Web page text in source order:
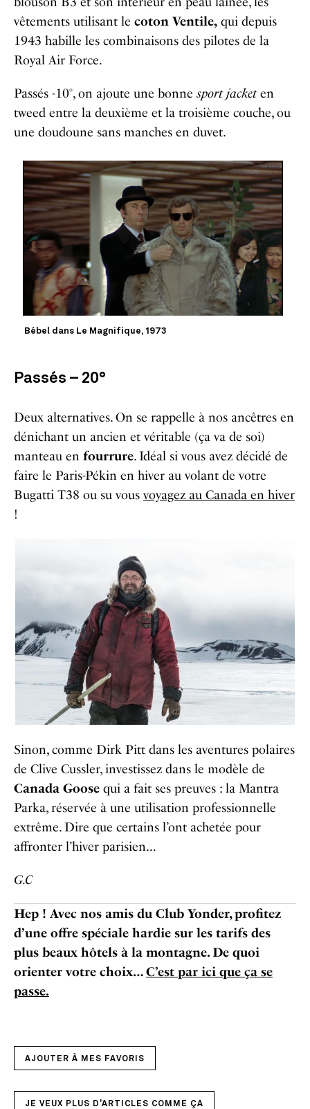
vêtements utilisant le coton Ventile, qui depuis
1943 habille les combinaisons des pilotes de la
Royal Air Force.
Passés -10°, on ajoute une bonne sport jacketen
tweed entre la deuxième et la troisième couche, ou
une doudoune sans manches en duvet.
Bébel dans Le Magnifique, 1973
Passés – 20°
Deux alternatives. On se rappelle à nos ancêtres en
dénichant un ancien et véritable (ça va de soi)
manteau en fourrure. Idéal si vous avez décidé de
faire le Paris-Pékin en hiver au volant de votre
Bugatti T38 ou su vousvoyagez au Canada en hiver
!
Sinon, comme Dirk Pitt dans les aventures polaires
de Clive Cussler, investissez dans le modèle de
Canada Goose qui a fait ses preuves : la Mantra
Parka, réservée à une utilisation professionnelle
extrême. Dire que certains l’ont achetée pour
affronter l’hiver parisien…
G.C
Hep ! Avec nos amis du Club Yonder, profitez
d’une offre spéciale hardie sur les tarifs des
plus beaux hôtels à la montagne. De quoi
orienter votre choix…C’est par ici que ça se
passe.
AJOUTER À MES FAVORIS
JE VEUX PLUS D'ARTICLES COMME ÇA